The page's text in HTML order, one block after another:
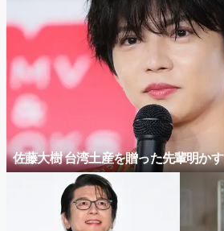
佐藤大樹 台湾土産を贈った先輩明かす